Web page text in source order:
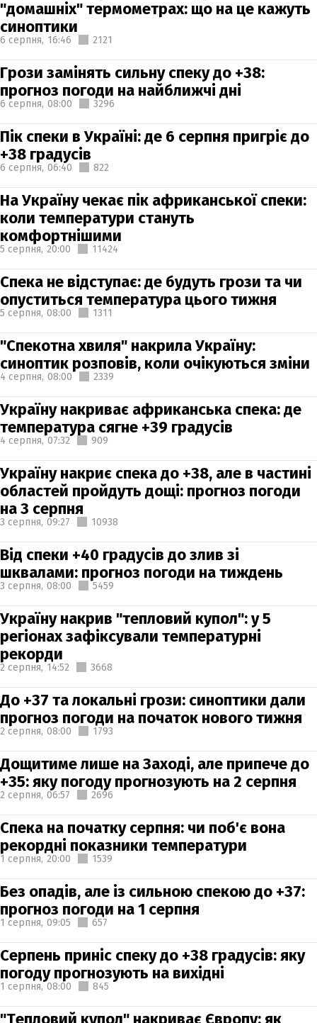
"домашніх" термометрах: що на це кажуть
синоптики
6 серпня, 16:46 2121
Грози замінять сильну спеку до +38:
прогноз погоди на найближчі дні
6 серпня, 08:00 3296
Пік спеки в Україні: де 6 серпня пригріє до
+38 градусів
6 серпня, 06:40 822
На Україну чекає пік африканської спеки:
коли температури стануть
комфортнішими
5 серпня, 20:00 11424
Спека не відступає: де будуть грози та чи
опуститься температура цього тижня
5 серпня, 08:00 1311
"Спекотна хвиля" накрила Україну:
синоптик розповів, коли очікуються зміни
4 серпня, 08:00 2339
Україну накриває африканська спека: де
температура сягне +39 градусів
4 серпня, 07:32 909
Україну накриє спека до +38, але в частині
областей пройдуть дощі: прогноз погоди
на 3 серпня
3 серпня, 09:27 10938
Від спеки +40 градусів до злив зі
шквалами: прогноз погоди на тиждень
3 серпня, 08:00 5459
Україну накрив "тепловий купол": у 5
регіонах зафіксували температурні
рекорди
2 серпня, 14:52 3668
До +37 та локальні грози: синоптики дали
прогноз погоди на початок нового тижня
2 серпня, 08:00 1793
Дощитиме лише на Заході, але припече до
+35: яку погоду прогнозують на 2 серпня
2 серпня, 06:57 2696
Спека на початку серпня: чи поб'є вона
рекордні показники температури
1 серпня, 20:00 1539
Без опадів, але із сильною спекою до +37:
прогноз погоди на 1 серпня
1 серпня, 09:05 657
Серпень приніс спеку до +38 градусів: яку
погоду прогнозують на вихідні
1 серпня, 08:00 845
"Тепловий купол" накриває Європу: як